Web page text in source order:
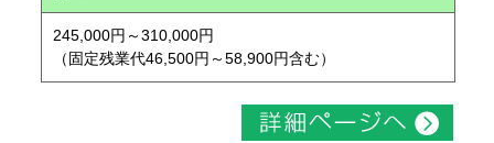
245,000円～310,000円
（固定残業代46,500円～58,900円含む）